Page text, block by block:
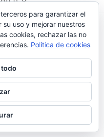
- TEL. 923 26 43 24
para garantizar el
uso y mejorar nuestros
cookies, rechazar las no
Política de cookies